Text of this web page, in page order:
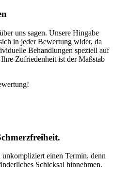
uns sagen. Unsere Hingabe
in jeder Bewertung wider, da
Behandlungen speziell auf
Zufriedenheit ist der Maßstab
einen Termin, denn
Schicksal hinnehmen.